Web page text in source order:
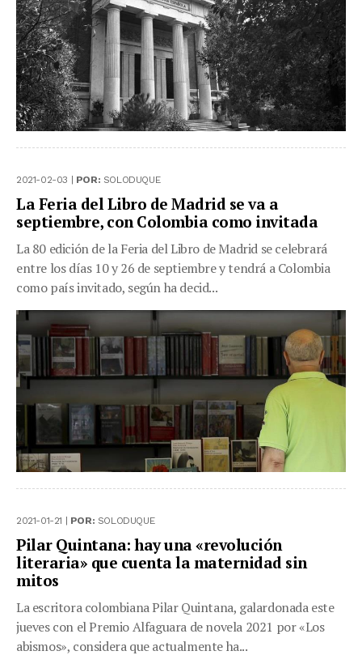
2021-02-03 | POR: SOLODUQUE
La Feria del Libro de Madrid se va a
septiembre, con Colombia como invitada
La 80 edición de la Feria del Libro de Madrid se celebrará
entre los días 10 y 26 de septiembre y tendrá a Colombia
como país invitado, según ha decid...
2021-01-21 | POR: SOLODUQUE
Pilar Quintana: hay una «revolución
literaria» que cuenta la maternidad sin
mitos
La escritora colombiana Pilar Quintana, galardonada este
jueves con el Premio Alfaguara de novela 2021 por «Los
abismos», considera que actualmente ha...